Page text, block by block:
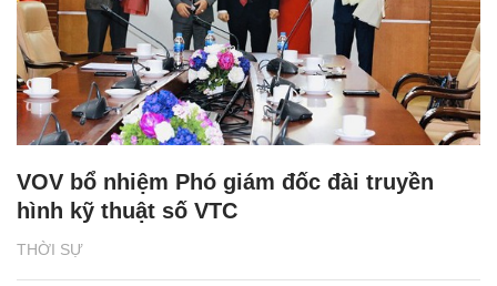
THỜI SỰ
VOV bổ nhiệm Phó giám đốc đài truyền
hình kỹ thuật số VTC